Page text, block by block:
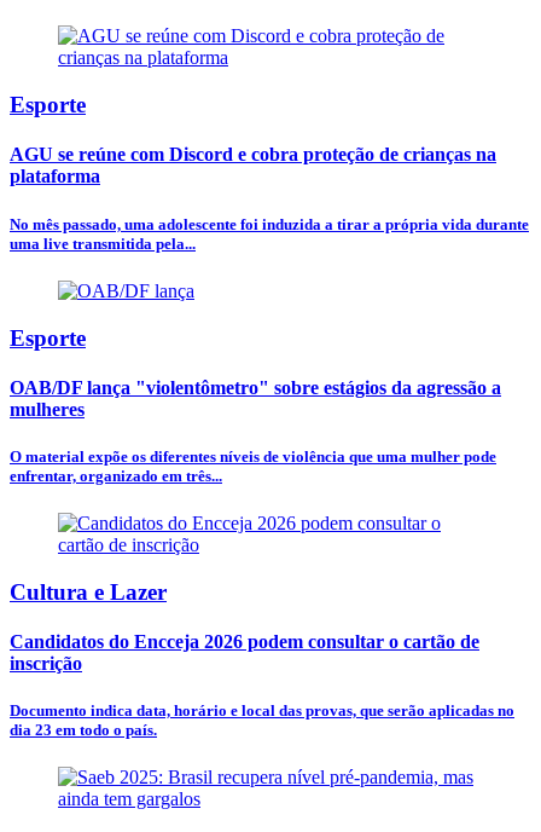
Esporte
AGU se reúne com Discord e cobra proteção de crianças na
plataforma
No mês passado, uma adolescente foi induzida a tirar a própria vida durante
uma live transmitida pela...
Esporte
OAB/DF lança "violentômetro" sobre estágios da agressão a
mulheres
O material expõe os diferentes níveis de violência que uma mulher pode
enfrentar, organizado em três...
Cultura e Lazer
Candidatos do Encceja 2026 podem consultar o cartão de
inscrição
Documento indica data, horário e local das provas, que serão aplicadas no
dia 23 em todo o país.